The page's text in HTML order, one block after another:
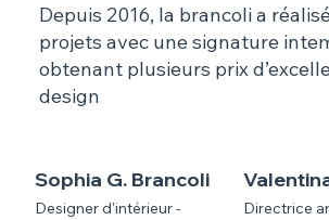
Sophia G. Brancoli
Designer d'intérieur -
Directrice
Depuis 2016, la brancoli a
projets avec une signature
obtenant plusieurs prix
design